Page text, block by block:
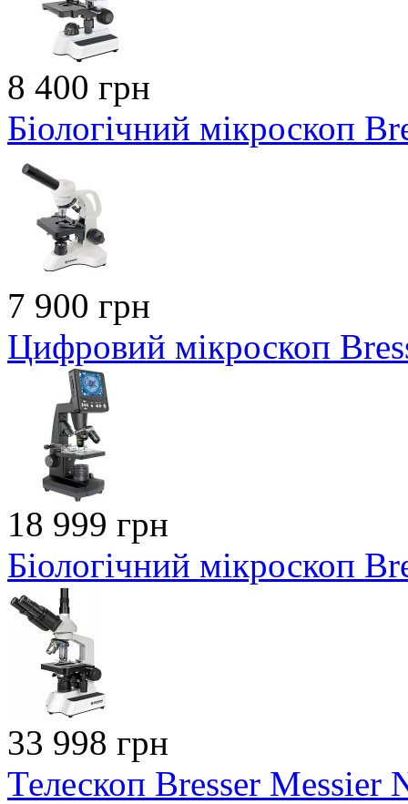
8 400 грн
Біологічний мікроскоп
7 900 грн
Цифровий мікроскоп
18 999 грн
Біологічний мікроскоп
33 998 грн
Телескоп Bresser